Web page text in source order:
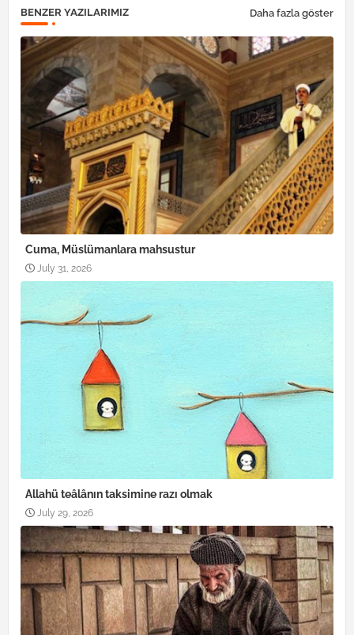
BENZER YAZILARIMIZ Daha fazla göster
Cuma, Müslümanlara mahsustur
July 31, 2026
Allahü teâlânın taksimine razı olmak
July 29, 2026